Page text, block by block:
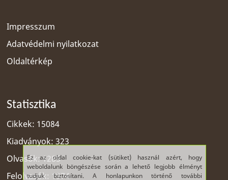
Ez az oldal cookie-kat (sütiket) használ azért, hogy
weboldalunk böngészése során a lehető legjobb élményt
tudjuk biztosítani. A honlapunkon történő további
Impresszum
Adatvédelmi nyilatkozat
Oldaltérkép
Statisztika
Cikkek: 15084
Kiadványok: 323
Olvasók: 1285
Felolvasók: 1974